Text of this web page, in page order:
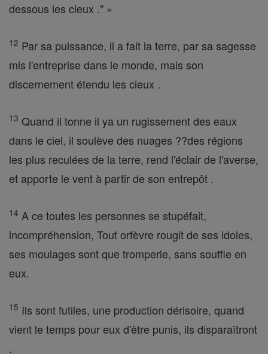
dessous les cieux ." »
12 Par sa puissance, il a fait la terre, par sa sagesse
mis l'entreprise dans le monde, mais son
discernement étendu les cieux .
13 Quand il tonne il ya un rugissement des eaux
dans le ciel, il soulève des nuages ??des régions
les plus reculées de la terre, rend l'éclair de l'averse,
et apporte le vent à partir de son entrepôt .
14 A ce toutes les personnes se stupéfait,
incompréhension, Tout orfèvre rougit de ses idoles,
ses moulages sont que tromperie, sans souffle en
eux.
15 Ils sont futiles, une production dérisoire, quand
vient le temps pour eux d'être punis, ils disparaîtront
.